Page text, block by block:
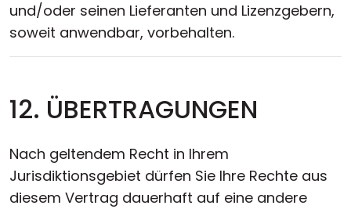
und/oder seinen Lieferanten und Lizenzgebern,
soweit anwendbar, vorbehalten.
12. ÜBERTRAGUNGEN
Nach geltendem Recht in Ihrem
Jurisdiktionsgebiet dürfen Sie Ihre Rechte aus
diesem Vertrag dauerhaft auf eine andere